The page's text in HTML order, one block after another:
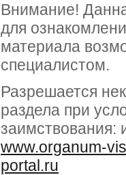
Внимание!
для
материала
специалистом.
Разрешается
раздела при
заимствования:
www.organum-
portal.ru